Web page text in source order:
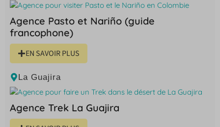
Agence Pasto et Nariño (guide
francophone)
EN SAVOIR PLUS
La Guajira
Agence Trek La Guajira